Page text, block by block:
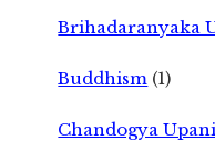
Brihadaranyaka
Buddhism (1)
Chandogya